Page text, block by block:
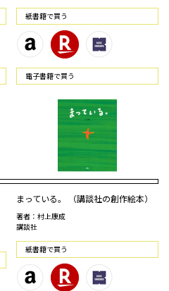
紙書籍で買う
電⼦書籍で買う
まっている。 （講談社の創作絵本）
著者：村上康成
講談社
紙書籍で買う